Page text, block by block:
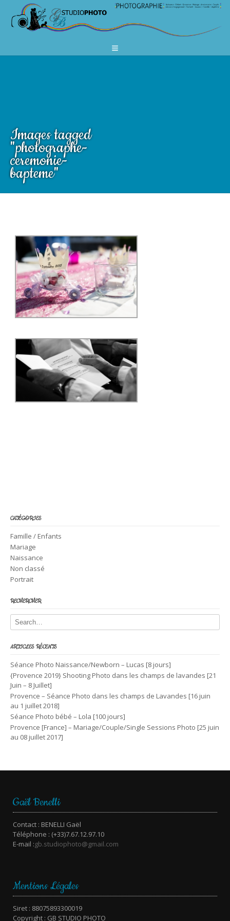
Images tagged
"photographe-
ceremonie-
bapteme"
CATÉGORIES
Famille / Enfants
Mariage
Naissance
Non classé
Portrait
RECHERCHER
ARTICLES RÉCENTS
Séance Photo Naissance/Newborn – Lucas [8 jours]
{Provence 2019} Shooting Photo dans les champs de lavandes [21
Juin – 8 Juillet]
Provence – Séance Photo dans les champs de Lavandes [16 juin
au 1 juillet 2018]
Séance Photo bébé – Lola [100 jours]
Provence [France] – Mariage/Couple/Single Sessions Photo [25 juin
au 08 juillet 2017]
Gaël Benelli
Contact : BENELLI Gaël
Téléphone : (+33)7.67.12.97.10
E-mail :gb.studiophoto@gmail.com
Mentions Légales
Siret : 88075893300019
Copyright : GB STUDIO PHOTO